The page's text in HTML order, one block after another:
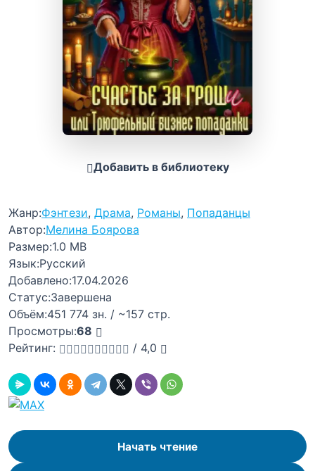
Добавить в библиотеку
Жанр:Фэнтези, Драма, Романы, Попаданцы
Автор:Мелина Боярова
Размер:1.0 MB
Язык:Русский
Добавлено:17.04.2026
Статус:Завершена
Объём:451 774 зн. / ~157 стр.
Просмотры:68
Рейтинг:
/ 4,0
Начать чтение